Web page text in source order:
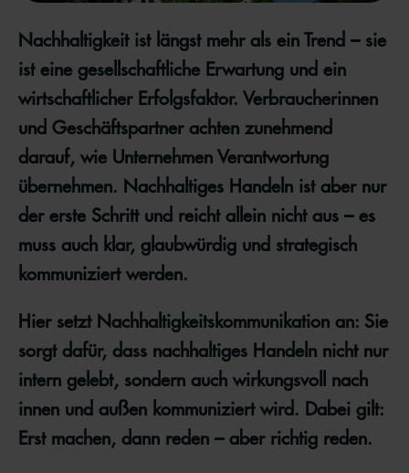
Nachhaltigkeit ist längst mehr als ein Trend – sie
ist eine gesellschaftliche Erwartung und ein
wirtschaftlicher Erfolgsfaktor. Verbraucherinnen
und Geschäftspartner achten zunehmend
darauf, wie Unternehmen Verantwortung
übernehmen. Nachhaltiges Handeln ist aber nur
der erste Schritt und reicht allein nicht aus – es
muss auch klar, glaubwürdig und strategisch
kommuniziert werden.
Hier setzt Nachhaltigkeitskommunikation an: Sie
sorgt dafür, dass nachhaltiges Handeln nicht nur
intern gelebt, sondern auch wirkungsvoll nach
innen und außen kommuniziert wird. Dabei gilt:
Erst machen, dann reden – aber richtig reden.